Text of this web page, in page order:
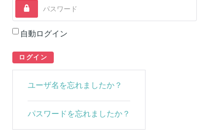
パスワード
自動ログイン
ログイン
ユーザ名を忘れましたか？
パスワードを忘れましたか？